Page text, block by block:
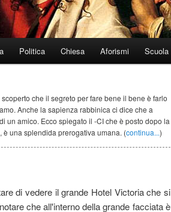
Politica Chiesa Aforismi Scuola
che il segreto per fare bene il bene è farlo
Anche la sapienza rabbinica ci dice che a
un amico. Ecco spiegato il -CI che è posto dopo la
è una splendida prerogativa umana. (continua...)
di vedere il grande Hotel Victoria che si
che all'interno della grande facciata è